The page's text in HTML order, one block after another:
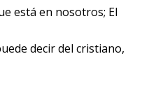
está en nosotros; El
decir del cristiano,